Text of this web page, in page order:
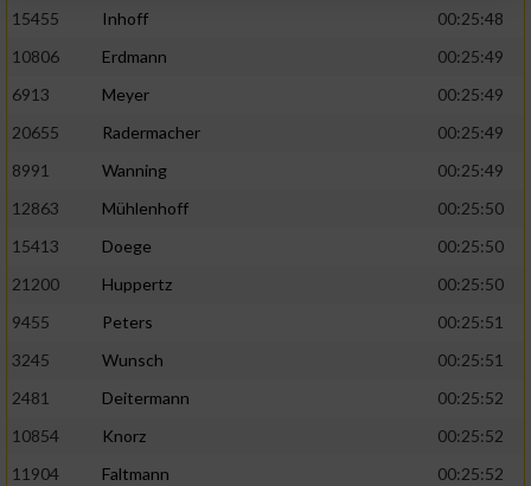
15455
Inhoff
00:25:48
10806
Erdmann
00:25:49
6913
Meyer
00:25:49
20655
Radermacher
00:25:49
8991
Wanning
00:25:49
12863
Mühlenhoff
00:25:50
15413
Doege
00:25:50
21200
Huppertz
00:25:50
9455
Peters
00:25:51
3245
Wunsch
00:25:51
2481
Deitermann
00:25:52
10854
Knorz
00:25:52
11904
Faltmann
00:25:52
Wir nutzen Ihre Daten für folgende Zwecke:
auf einem Endgerät
von Werbeanzeigen
Werbung
personalisierter Werbung
Erstellung von Profilen zur Personalisierung
von Inhalten